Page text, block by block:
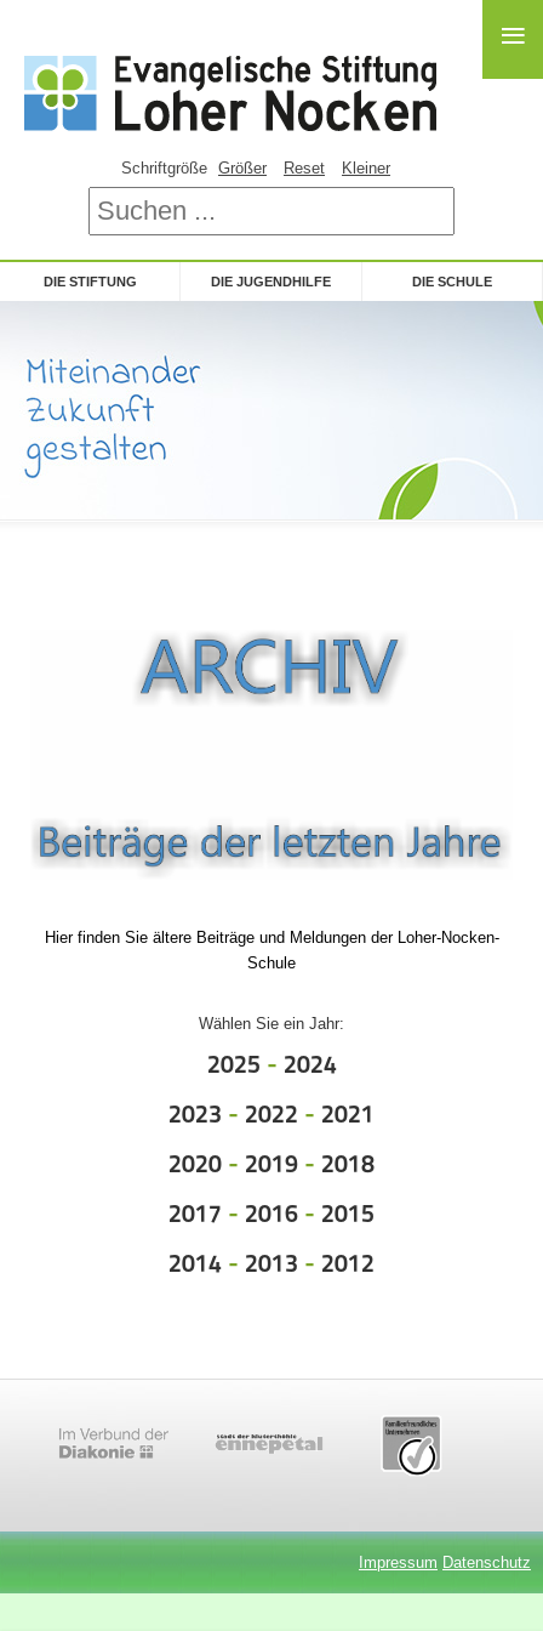
Schriftgröße Größer Reset Kleiner
DIE STIFTUNG DIE JUGENDHILFE DIE SCHULE
Hier finden Sie ältere Beiträge und Meldungen der Loher-Nocken-
Schule
Wählen Sie ein Jahr:
2025 - 2024
2023 - 2022 - 2021
2020 - 2019 - 2018
2017 - 2016 - 2015
2014 - 2013 - 2012
Impressum Datenschutz
≡
≡